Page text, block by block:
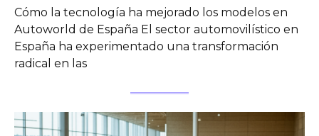
Cómo la tecnología ha mejorado los modelos en
Autoworld de España El sector automovilístico en
España ha experimentado una transformación
radical en las